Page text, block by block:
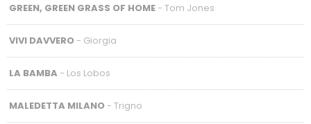
GREEN, GREEN GRASS OF HOME- Tom Jones
VIVI DAVVERO- Giorgia
LA BAMBA - Los Lobos
MALEDETTA MILANO- Trigno